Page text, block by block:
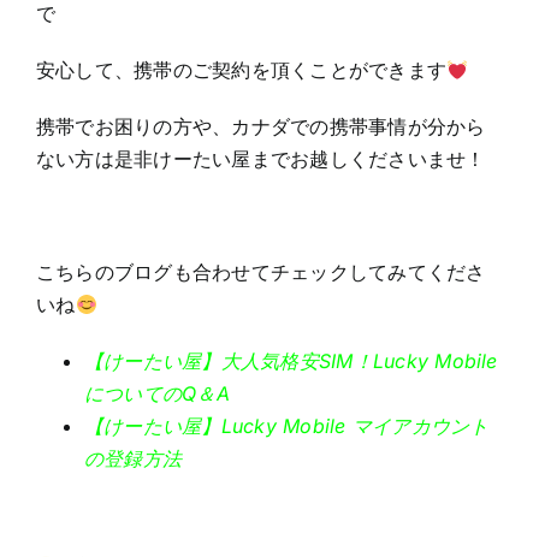
で
安心して、携帯のご契約を頂くことができます
携帯でお困りの方や、カナダでの携帯事情が分から
ない方は是非けーたい屋までお越しくださいませ！
こちらのブログも合わせてチェックしてみてくださ
いね
【けーたい屋】大人気格安SIM！Lucky Mobile
についてのQ＆A
【けーたい屋】Lucky Mobile マイアカウント
の登録方法